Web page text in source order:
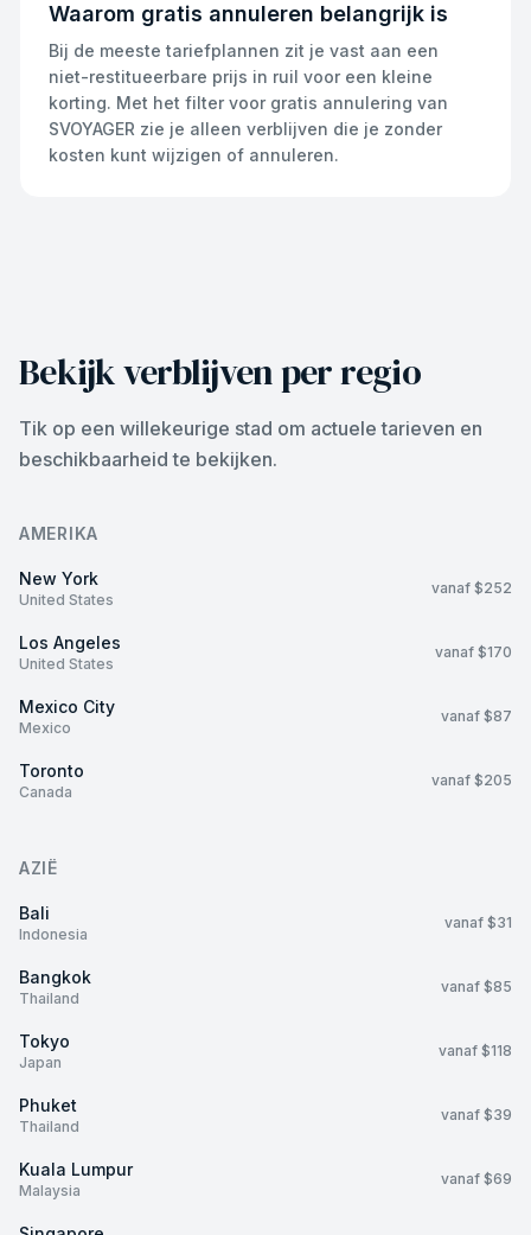
Waarom gratis annuleren belangrijk is
Bij de meeste tariefplannen zit je vast aan een
niet-restitueerbare prijs in ruil voor een kleine
korting. Met het filter voor gratis annulering van
SVOYAGER zie je alleen verblijven die je zonder
kosten kunt wijzigen of annuleren.
Bekijk verblijven per regio
Tik op een willekeurige stad om actuele tarieven en
beschikbaarheid te bekijken.
AMERIKA
New York
United States
vanaf $252
Los Angeles
United States
vanaf $170
Mexico City
Mexico
vanaf $87
Toronto
Canada
vanaf $205
AZIË
Bali
Indonesia
vanaf $31
Bangkok
Thailand
vanaf $85
Tokyo
Japan
vanaf $118
Phuket
Thailand
vanaf $39
Kuala Lumpur
Malaysia
vanaf $69